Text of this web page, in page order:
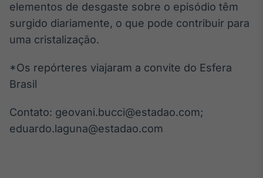
Broadcast
analisar fundos
IA
elementos de desgaste sobre o episódio têm
surgido diariamente, o que pode contribuir para
uma cristalização.
*Os repórteres viajaram a convite do Esfera
Brasil
Contato: geovani.bucci@estadao.com;
eduardo.laguna@estadao.com